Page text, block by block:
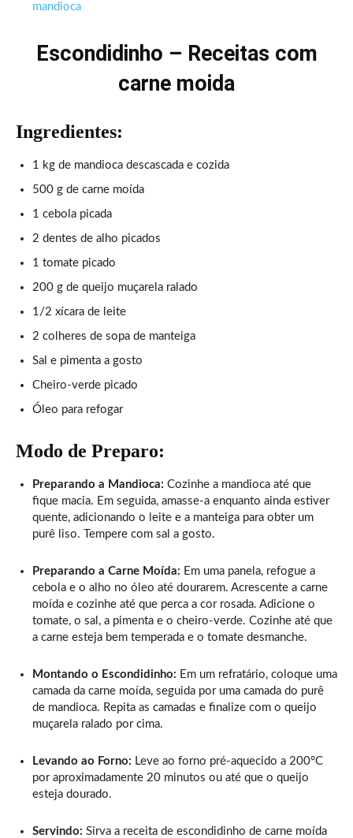
mandioca
Escondidinho – Receitas com
carne moida
Ingredientes:
1 kg de mandioca descascada e cozida
500 g de carne moída
1 cebola picada
2 dentes de alho picados
1 tomate picado
200 g de queijo muçarela ralado
1/2 xícara de leite
2 colheres de sopa de manteiga
Sal e pimenta a gosto
Cheiro-verde picado
Óleo para refogar
Modo de Preparo:
Preparando a Mandioca: Cozinhe a mandioca até que
fique macia. Em seguida, amasse-a enquanto ainda estiver
quente, adicionando o leite e a manteiga para obter um
purê liso. Tempere com sal a gosto.
Preparando a Carne Moída: Em uma panela, refogue a
cebola e o alho no óleo até dourarem. Acrescente a carne
moída e cozinhe até que perca a cor rosada. Adicione o
tomate, o sal, a pimenta e o cheiro-verde. Cozinhe até que
a carne esteja bem temperada e o tomate desmanche.
Montando o Escondidinho: Em um refratário, coloque uma
camada da carne moída, seguida por uma camada do purê
de mandioca. Repita as camadas e finalize com o queijo
muçarela ralado por cima.
Levando ao Forno: Leve ao forno pré-aquecido a 200°C
por aproximadamente 20 minutos ou até que o queijo
esteja dourado.
Servindo: Sirva a receita de escondidinho de carne moída